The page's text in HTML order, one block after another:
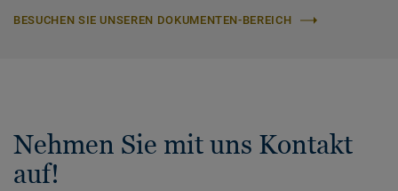
BESUCHEN SIE UNSEREN DOKUMENTEN-BEREICH
Nehmen Sie mit uns Kontakt
auf!